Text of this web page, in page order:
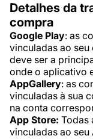
Detalhes da
compra
Google Play: as
vinculadas ao seu
deve ser a
onde o aplicativo
AppGallery: as
vinculadas à sua
na conta
App Store: Todas
vinculadas ao seu